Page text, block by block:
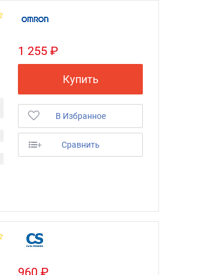
1 255 ₽
Купить
В Избранное
+ Сравнить
960 ₽